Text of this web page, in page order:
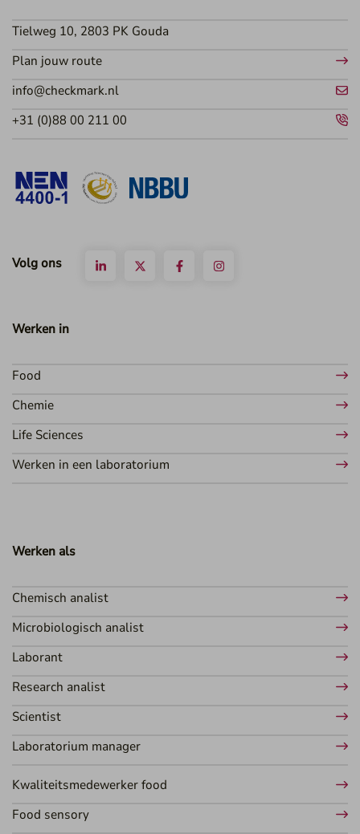
Tielweg 10, 2803 PK Gouda
Plan jouw route
info@checkmark.nl
+31 (0)88 00 211 00
Volg ons
Werken in
Food
Chemie
Life Sciences
Werken in een laboratorium
Werken als
Chemisch analist
Microbiologisch analist
Laborant
Research analist
Scientist
Laboratorium manager
Kwaliteitsmedewerker food
Food sensory